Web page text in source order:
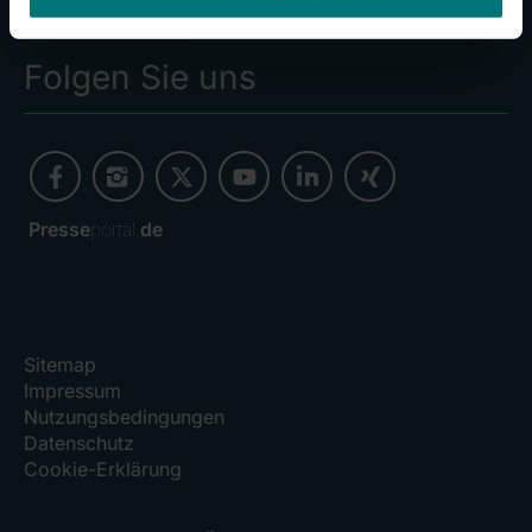
Investoren
Folgen Sie uns
Presseportal. de
Sitemap
Impressum
Nutzungsbedingungen
Datenschutz
Cookie-Erklärung